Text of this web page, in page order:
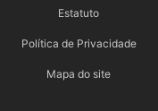
Estatuto
Política de Privacidade
Mapa do site